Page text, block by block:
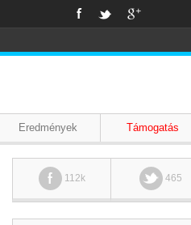
Eredmények Támogatás
112k 465